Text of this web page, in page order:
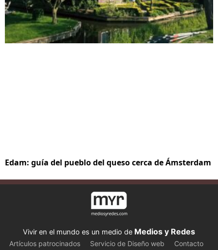
Edam: guía del pueblo del queso cerca de Ámsterdam
Vivir en el mundo es un medio de Medios y Redes
Artículos patrocinados Servicio de Diseño web
Contacto